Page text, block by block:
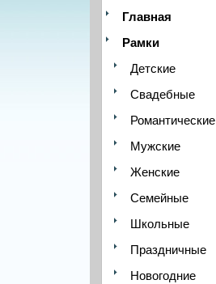
Главная
Рамки
Детские
Свадебные
Романтические
Мужские
Женские
Семейные
Школьные
Праздничные
Новогодние